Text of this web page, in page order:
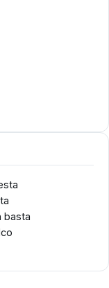
basta